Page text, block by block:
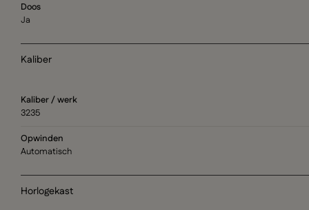
Doos
Ja
Kaliber
Kaliber / werk
3235
Opwinden
Automatisch
Horlogekast